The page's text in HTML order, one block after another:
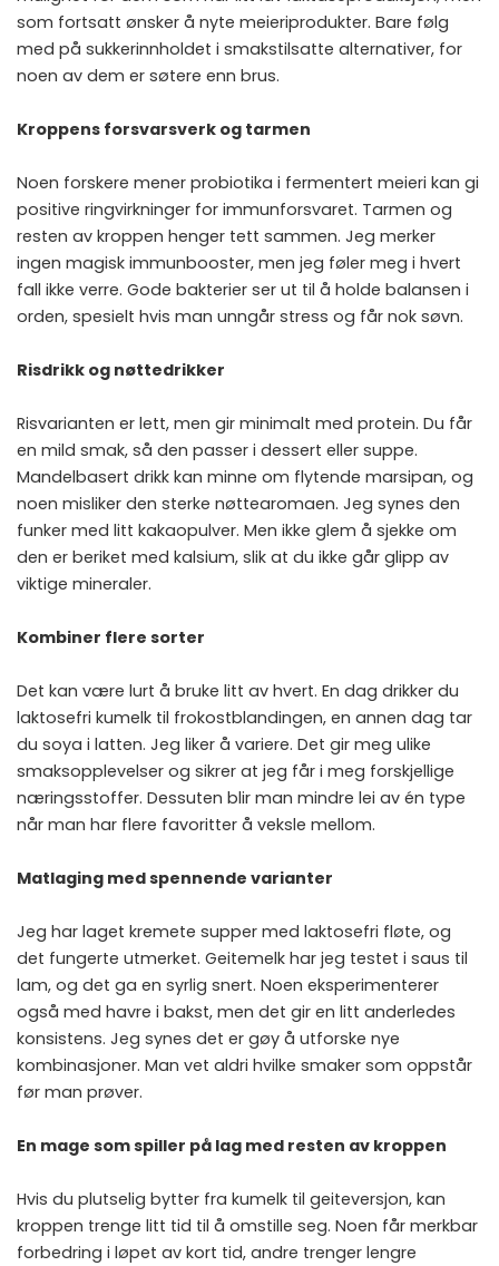
som fortsatt ønsker å nyte meieriprodukter. Bare følg
med på sukkerinnholdet i smakstilsatte alternativer, for
noen av dem er søtere enn brus.
Kroppens forsvarsverk og tarmen
Noen forskere mener probiotika i fermentert meieri kan gi
positive ringvirkninger for immunforsvaret. Tarmen og
resten av kroppen henger tett sammen. Jeg merker
ingen magisk immunbooster, men jeg føler meg i hvert
fall ikke verre. Gode bakterier ser ut til å holde balansen i
orden, spesielt hvis man unngår stress og får nok søvn.
Risdrikk og nøttedrikker
Risvarianten er lett, men gir minimalt med protein. Du får
en mild smak, så den passer i dessert eller suppe.
Mandelbasert drikk kan minne om flytende marsipan, og
noen misliker den sterke nøttearomaen. Jeg synes den
funker med litt kakaopulver. Men ikke glem å sjekke om
den er beriket med kalsium, slik at du ikke går glipp av
viktige mineraler.
Kombiner flere sorter
Det kan være lurt å bruke litt av hvert. En dag drikker du
laktosefri kumelk til frokostblandingen, en annen dag tar
du soya i latten. Jeg liker å variere. Det gir meg ulike
smaksopplevelser og sikrer at jeg får i meg forskjellige
næringsstoffer. Dessuten blir man mindre lei av én type
når man har flere favoritter å veksle mellom.
Matlaging med spennende varianter
Jeg har laget kremete supper med laktosefri fløte, og
det fungerte utmerket. Geitemelk har jeg testet i saus til
lam, og det ga en syrlig snert. Noen eksperimenterer
også med havre i bakst, men det gir en litt anderledes
konsistens. Jeg synes det er gøy å utforske nye
kombinasjoner. Man vet aldri hvilke smaker som oppstår
før man prøver.
En mage som spiller på lag med resten av kroppen
Hvis du plutselig bytter fra kumelk til geiteversjon, kan
kroppen trenge litt tid til å omstille seg. Noen får merkbar
forbedring i løpet av kort tid, andre trenger lengre